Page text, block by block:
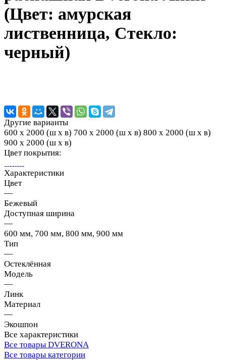
(Цвет: амурская
лиственница, Стекло:
черный)
Другие варианты
600 х 2000 (ш х в) 700 х 2000 (ш х в) 800 х 2000 (ш х в)
900 х 2000 (ш х в)
Цвет покрытия:
Характеристики
Цвет
—
Бежевый
Доступная ширина
—
600 мм, 700 мм, 800 мм, 900 мм
Тип
—
Остеклённая
Модель
—
Линк
Материал
—
Экошпон
Все характеристики
Все товары DVERONA
Все товары категории